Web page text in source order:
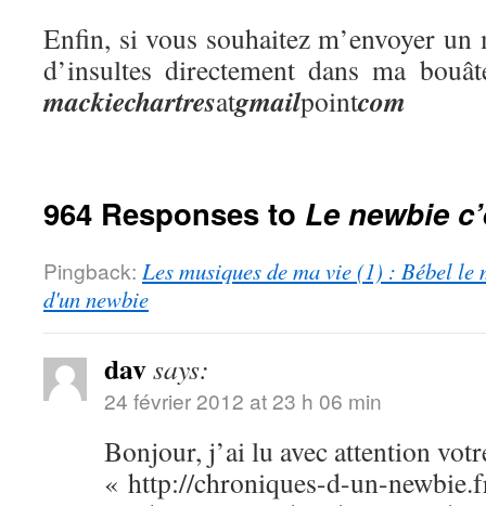
Enfin, si vous souhaitez m’envoyer
d’insultes directement dans ma
mackiechartresatgmailpointcom
964 Responses to Le newbie
Pingback: Les musiques de ma vie (1) : Bébel le
d'un newbie
davsays:
24 février 2012 at 23 h 06 min
Bonjour, j’ai lu avec attention
« http://chroniques-d-un-